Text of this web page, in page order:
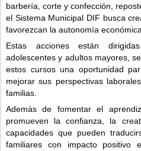
barbería, corte y confección,
el Sistema Municipal DIF busca
favorezcan la autonomía
Estas acciones están
adolescentes y adultos mayores,
estos cursos una oportunidad
mejorar sus perspectivas
familias.
Además de fomentar el
promueven la confianza, la
capacidades que pueden
familiares con impacto